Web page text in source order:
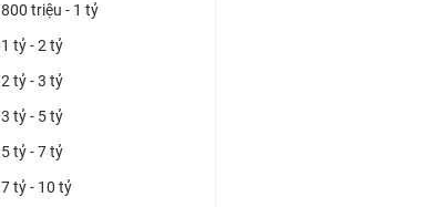
800 triệu - 1 tỷ
1 tỷ - 2 tỷ
2 tỷ - 3 tỷ
3 tỷ - 5 tỷ
5 tỷ - 7 tỷ
7 tỷ - 10 tỷ